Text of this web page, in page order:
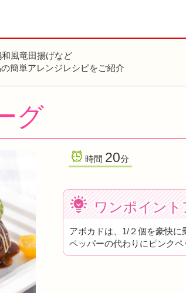
風竜田揚げなど
簡単アレンジレシピをご紹介
グ
時間 20分
ワンポイン
アボカドは、1/２個を豪快
ペッパーの代わりにピンク